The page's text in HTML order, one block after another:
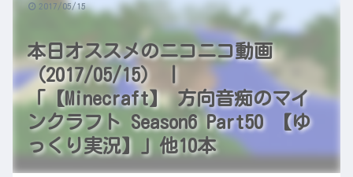
本日オススメのニコニコ動画
（2017/05/15） |
「【Minecraft】 方向音痴のマイ
ンクラフト Season6 Part50 【ゆ
っくり実況】」他10本
2017/05/15